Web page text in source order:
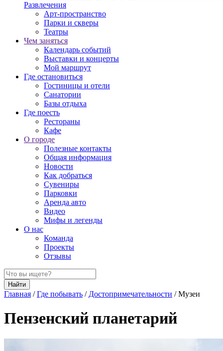
Развлечения
Арт-пространство
Парки и скверы
Театры
Чем заняться
Календарь событий
Выставки и концерты
Мой маршрут
Где остановиться
Гостиницы и отели
Санатории
Базы отдыха
Где поесть
Рестораны
Кафе
О городе
Полезные контакты
Общая информация
Новости
Как добраться
Сувениры
Парковки
Аренда авто
Видео
Мифы и легенды
О нас
Команда
Проекты
Отзывы
Найти
Главная / Где побывать / Достопримечательности /Музеи
Пензенский планетарий